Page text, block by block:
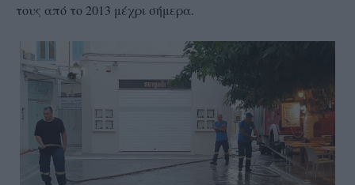
τους από το 2013 μέχρι σήμερα.